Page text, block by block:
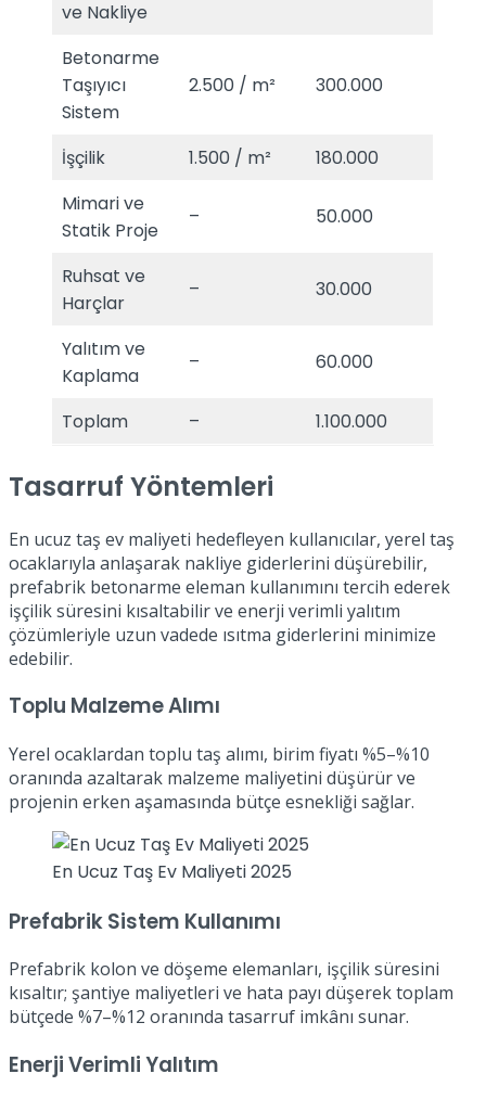
ve Nakliye
Betonarme
Taşıyıcı
Sistem
2.500 / m² 300.000
İşçilik 1.500 / m²
180.000
Mimari ve
Statik Proje
– 50.000
Ruhsat ve
Harçlar
– 30.000
Yalıtım ve
Kaplama
– 60.000
Toplam – 1.100.000
Tasarruf Yöntemleri
En ucuz taş ev maliyeti hedefleyen kullanıcılar, yerel taş
ocaklarıyla anlaşarak nakliye giderlerini düşürebilir,
prefabrik betonarme eleman kullanımını tercih ederek
işçilik süresini kısaltabilir ve enerji verimli yalıtım
çözümleriyle uzun vadede ısıtma giderlerini minimize
edebilir.
Toplu Malzeme Alımı
Yerel ocaklardan toplu taş alımı, birim fiyatı %5–%10
oranında azaltarak malzeme maliyetini düşürür ve
projenin erken aşamasında bütçe esnekliği sağlar.
En Ucuz Taş Ev Maliyeti 2025
Prefabrik Sistem Kullanımı
Prefabrik kolon ve döşeme elemanları, işçilik süresini
kısaltır; şantiye maliyetleri ve hata payı düşerek toplam
bütçede %7–%12 oranında tasarruf imkânı sunar.
Enerji Verimli Yalıtım